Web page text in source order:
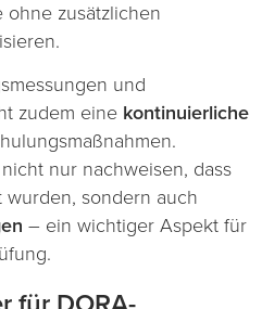
ohne zusätzlichen
und
zudem eine kontinuierliche
nur nachweisen, dass
sondern auch
– ein wichtiger Aspekt für